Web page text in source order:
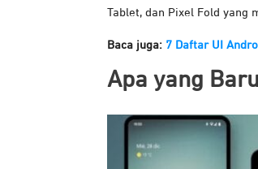
Tablet, dan Pixel Fold yang
Baca juga: 7 Daftar UI
Apa yang